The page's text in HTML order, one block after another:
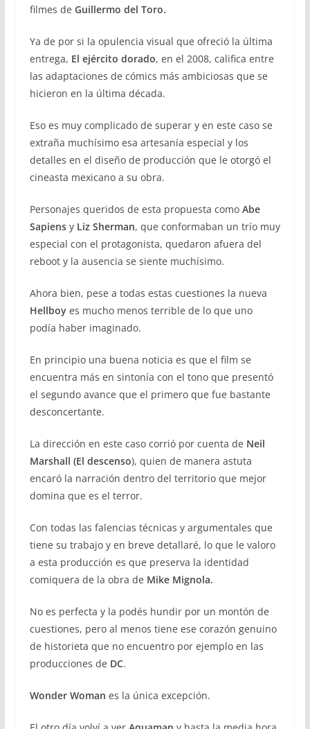
filmes de Guillermo del Toro.
Ya de por si la opulencia visual que ofreció la última
entrega, El ejército dorado, en el 2008, califica entre
las adaptaciones de cómics más ambiciosas que se
hicieron en la última década.
Eso es muy complicado de superar y en este caso se
extraña muchísimo esa artesanía especial y los
detalles en el diseño de producción que le otorgó el
cineasta mexicano a su obra.
Personajes queridos de esta propuesta como Abe
Sapiensy Liz Sherman, que conformaban un trío muy
especial con el protagonista, quedaron afuera del
reboot y la ausencia se siente muchísimo.
Ahora bien, pese a todas estas cuestiones la nueva
Hellboyes mucho menos terrible de lo que uno
podía haber imaginado.
En principio una buena noticia es que el film se
encuentra más en sintonía con el tono que presentó
el segundo avance que el primero que fue bastante
desconcertante.
La dirección en este caso corrió por cuenta de Neil
Marshall (El descenso), quien de manera astuta
encaró la narración dentro del territorio que mejor
domina que es el terror.
Con todas las falencias técnicas y argumentales que
tiene su trabajo y en breve detallaré, lo que le valoro
a esta producción es que preserva la identidad
comiquera de la obra de Mike Mignola.
No es perfecta y la podés hundir por un montón de
cuestiones, pero al menos tiene ese corazón genuino
de historieta que no encuentro por ejemplo en las
producciones de DC.
Wonder Woman es la única excepción.